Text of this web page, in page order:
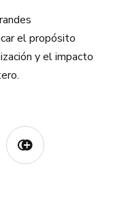
el propósito
y el impacto